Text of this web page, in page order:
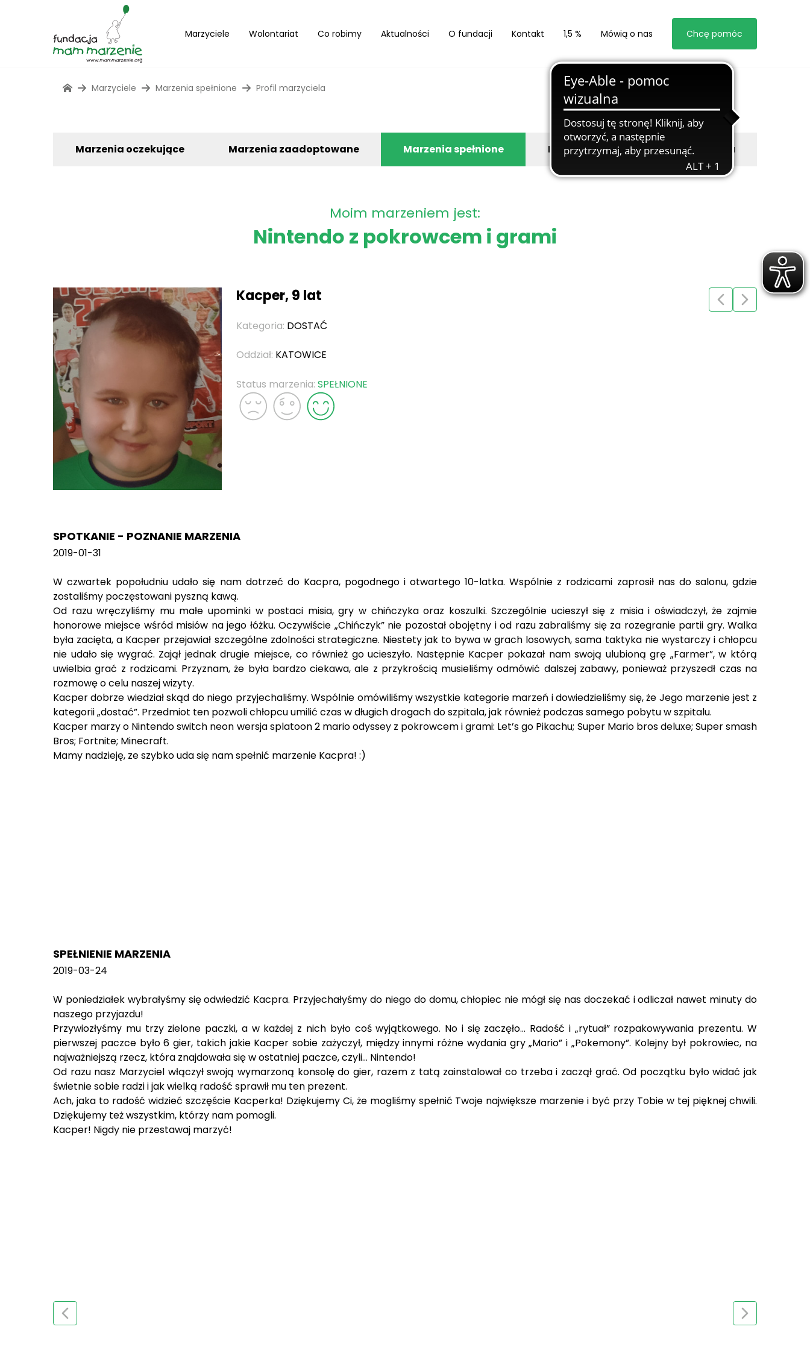
Marzyciele Wolontariat Co robimy Aktualności O fundacji Kontakt 1,5 % Mówią o nas Chcę pomóc
Marzyciele Marzenia spełnione Profil marzyciela
Marzenia oczekujące Marzenia zaadoptowane Marzenia spełnione Byli z nami Zgłoś marzyciela
Moim marzeniem jest:
Nintendo z pokrowcem i grami
Kacper, 9 lat
Kategoria: DOSTAĆ
Oddział: KATOWICE
Status marzenia: SPEŁNIONE
SPOTKANIE - POZNANIE MARZENIA
2019-01-31
W czwartek popołudniu udało się nam dotrzeć do Kacpra, pogodnego i otwartego 10-latka. Wspólnie z rodzicami zaprosił nas do salonu, gdzie
zostaliśmy poczęstowani pyszną kawą.
Od razu wręczyliśmy mu małe upominki w postaci misia, gry w chińczyka oraz koszulki. Szczególnie ucieszył się z misia i oświadczył, że zajmie
honorowe miejsce wśród misiów na jego łóżku. Oczywiście „Chińczyk” nie pozostał obojętny i od razu zabraliśmy się za rozegranie partii gry. Walka
była zacięta, a Kacper przejawiał szczególne zdolności strategiczne. Niestety jak to bywa w grach losowych, sama taktyka nie wystarczy i chłopcu
nie udało się wygrać. Zajął jednak drugie miejsce, co również go ucieszyło. Następnie Kacper pokazał nam swoją ulubioną grę „Farmer”, w którą
uwielbia grać z rodzicami. Przyznam, że była bardzo ciekawa, ale z przykrością musieliśmy odmówić dalszej zabawy, ponieważ przyszedł czas na
rozmowę o celu naszej wizyty.
Kacper dobrze wiedział skąd do niego przyjechaliśmy. Wspólnie omówiliśmy wszystkie kategorie marzeń i dowiedzieliśmy się, że Jego marzenie jest z
kategorii „dostać”. Przedmiot ten pozwoli chłopcu umilić czas w długich drogach do szpitala, jak również podczas samego pobytu w szpitalu.
Kacper marzy o Nintendo switch neon wersja splatoon 2 mario odyssey z pokrowcem i grami: Let’s go Pikachu; Super Mario bros deluxe; Super smash
Bros; Fortnite; Minecraft.
Mamy nadzieję, ze szybko uda się nam spełnić marzenie Kacpra! :)
SPEŁNIENIE MARZENIA
2019-03-24
W poniedziałek wybrałyśmy się odwiedzić Kacpra. Przyjechałyśmy do niego do domu, chłopiec nie mógł się nas doczekać i odliczał nawet minuty do
naszego przyjazdu!
Przywiozłyśmy mu trzy zielone paczki, a w każdej z nich było coś wyjątkowego. No i się zaczęło... Radość i „rytuał” rozpakowywania prezentu. W
pierwszej paczce było 6 gier, takich jakie Kacper sobie zażyczył, między innymi różne wydania gry „Mario” i „Pokemony”. Kolejny był pokrowiec, na
najważniejszą rzecz, która znajdowała się w ostatniej paczce, czyli… Nintendo!
Od razu nasz Marzyciel włączył swoją wymarzoną konsolę do gier, razem z tatą zainstalował co trzeba i zaczął grać. Od początku było widać jak
świetnie sobie radzi i jak wielką radość sprawił mu ten prezent.
Ach, jaka to radość widzieć szczęście Kacperka! Dziękujemy Ci, że mogliśmy spełnić Twoje największe marzenie i być przy Tobie w tej pięknej chwili.
Dziękujemy też wszystkim, którzy nam pomogli.
Kacper! Nigdy nie przestawaj marzyć!